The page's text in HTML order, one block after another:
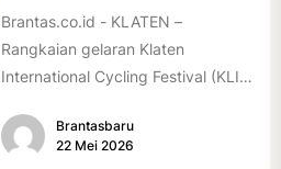
Brantas.co.id - KLATEN –
Rangkaian gelaran Klaten
International Cycling Festival (KLIC
(17/5/2026). Rangkaian kegiatan
dibuka...
Brantasbaru
22 Mei 2026